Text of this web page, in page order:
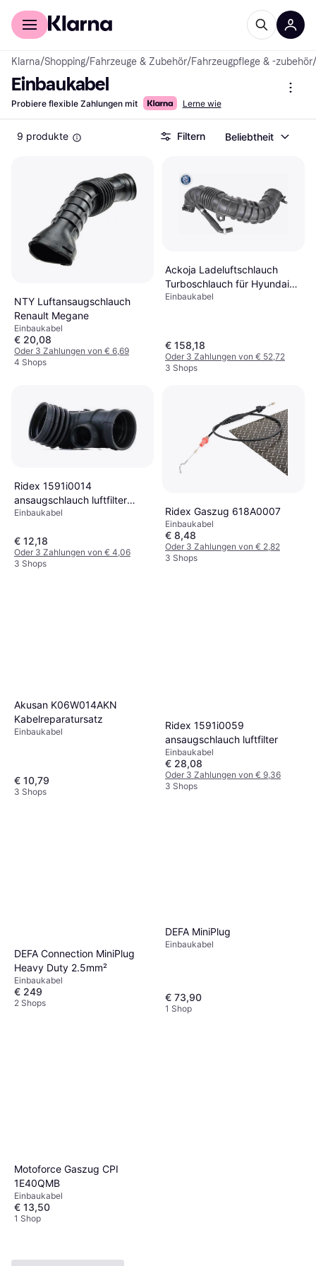
Für Shopper
Klarna/Shopping/Fahrzeuge & Zubehör/Fahrzeugpflege & -zubehör/
Einbaukabel
Probiere flexible Zahlungen mit Lerne wie
9 produkte Filtern Beliebtheit
NTY Luftansaugschlauch
Renault Megane
Einbaukabel
€ 20,08
Oder 3 Zahlungen von € 6,69
4 Shops
Ackoja Ladeluftschlauch
Turboschlauch für Hyundai
i40
Einbaukabel
€ 158,18
Oder 3 Zahlungen von € 52,72
3 Shops
Ridex 1591i0014
ansaugschlauch luftfilter
bmw 5 limousine e39 7
Einbaukabel
€ 12,18
Oder 3 Zahlungen von € 4,06
3 Shops
Ridex Gaszug 618A0007
Einbaukabel
€ 8,48
Oder 3 Zahlungen von € 2,82
3 Shops
Akusan K06W014AKN
Kabelreparatursatz
Einbaukabel
€ 10,79
3 Shops
Ridex 1591i0059
ansaugschlauch luftfilter
Einbaukabel
€ 28,08
Oder 3 Zahlungen von € 9,36
3 Shops
DEFA Connection MiniPlug
Heavy Duty 2.5mm²
Einbaukabel
€ 249
2 Shops
DEFA MiniPlug
Einbaukabel
€ 73,90
1 Shop
Motoforce Gaszug CPI
1E40QMB
Einbaukabel
€ 13,50
1 Shop